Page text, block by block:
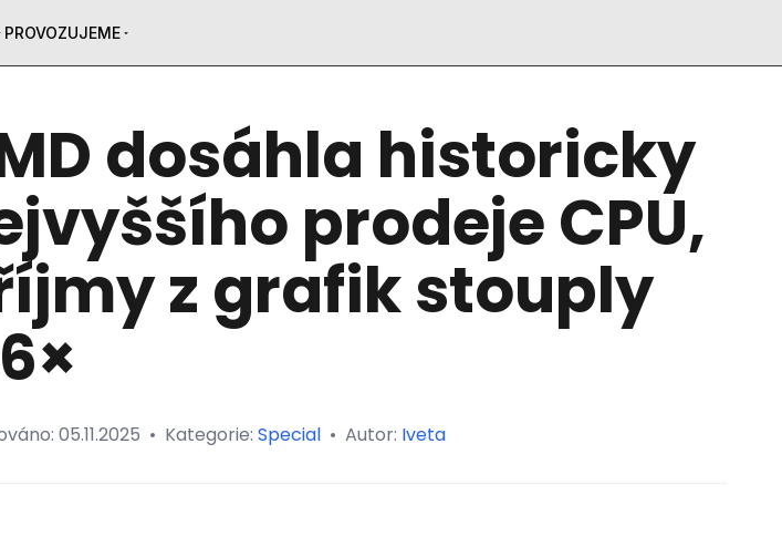
PROVOZUJEME
dosáhla historicky
prodeje CPU,
z grafik stouply
05.11.2025 • Kategorie: Special • Autor: Iveta